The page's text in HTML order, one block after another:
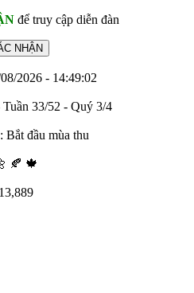
để truy cập diễn đàn
2026 - 14:49:02
33/52 - Quý 3/4
đầu mùa thu
🍂 🍁
13,889